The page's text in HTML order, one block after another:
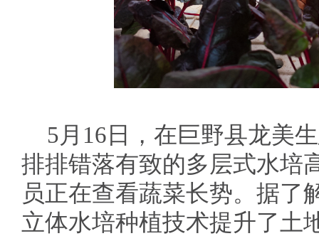
5月16日，在巨野县龙美
排排错落有致的多层式水培
员正在查看蔬菜长势。据了
立体水培种植技术提升了土